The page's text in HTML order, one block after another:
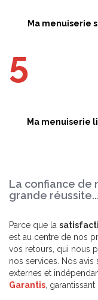
Ma menuiserie
Ma menuiserie
La confiance de
grande réussite...
Parce que la
est au centre de nos
vos retours, qui nous
nos services. Nos
externes et
Garantis ,